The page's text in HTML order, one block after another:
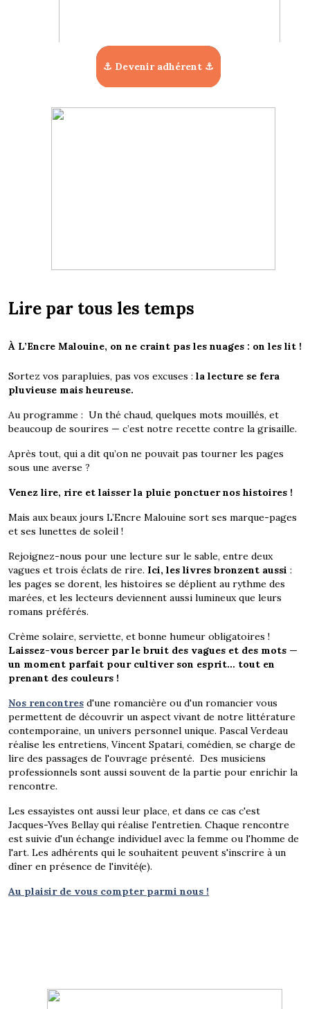
⚓ Devenir adhérent ⚓
Lire par tous les temps
À L’Encre Malouine, on ne craint pas les nuages : on les lit !
Sortez vos parapluies, pas vos excuses : la lecture se fera
pluvieuse mais heureuse.
Au programme : Un thé chaud, quelques mots mouillés, et
beaucoup de sourires — c’est notre recette contre la grisaille.
Après tout, qui a dit qu’on ne pouvait pas tourner les pages
sous une averse ?
Venez lire, rire et laisser la pluie ponctuer nos histoires !
Mais aux beaux jours L’Encre Malouine sort ses marque-pages
et ses lunettes de soleil !
Rejoignez-nous pour une lecture sur le sable, entre deux
vagues et trois éclats de rire. Ici, les livres bronzent aussi :
les pages se dorent, les histoires se déplient au rythme des
marées, et les lecteurs deviennent aussi lumineux que leurs
romans préférés.
Crème solaire, serviette, et bonne humeur obligatoires !
Laissez-vous bercer par le bruit des vagues et des mots —
un moment parfait pour cultiver son esprit… tout en
prenant des couleurs !
Nos rencontres d'une romancière ou d'un romancier vous
permettent de découvrir un aspect vivant de notre littérature
contemporaine, un univers personnel unique. Pascal Verdeau
réalise les entretiens, Vincent Spatari, comédien, se charge de
lire des passages de l'ouvrage présenté. Des musiciens
professionnels sont aussi souvent de la partie pour enrichir la
rencontre.
Les essayistes ont aussi leur place, et dans ce cas c'est
Jacques-Yves Bellay qui réalise l'entretien. Chaque rencontre
est suivie d'un échange individuel avec la femme ou l'homme de
l'art. Les adhérents qui le souhaitent peuvent s'inscrire à un
dîner en présence de l'invité(e).
Au plaisir de vous compter parmi nous !